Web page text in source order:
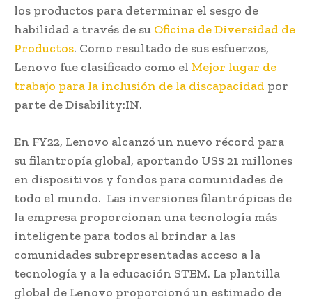
los productos para determinar el sesgo de
habilidad a través de su Oficina de Diversidad de
Productos. Como resultado de sus esfuerzos,
Lenovo fue clasificado como el Mejor lugar de
trabajo para la inclusión de la discapacidad por
parte de Disability:IN.
En FY22, Lenovo alcanzó un nuevo récord para
su filantropía global, aportando US$ 21 millones
en dispositivos y fondos para comunidades de
todo el mundo. Las inversiones filantrópicas de
la empresa proporcionan una tecnología más
inteligente para todos al brindar a las
comunidades subrepresentadas acceso a la
tecnología y a la educación STEM. La plantilla
global de Lenovo proporcionó un estimado de